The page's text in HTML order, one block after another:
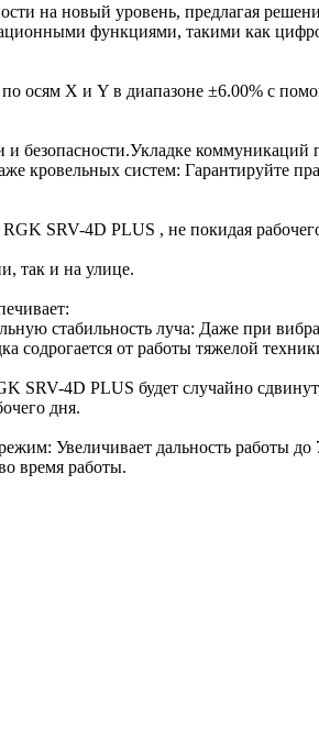
на новый уровень, предлагая
функциями, такими как
осям X и Y в диапазоне ±6.00% с
и безопасности.Укладке
кровельных систем: Гарантируйте
SRV-4D PLUS , не покидая
так и на улице.
стабильность луча: Даже при
содрогается от работы тяжелой
4D PLUS будет случайно
дня.
Увеличивает дальность работы до
время работы.